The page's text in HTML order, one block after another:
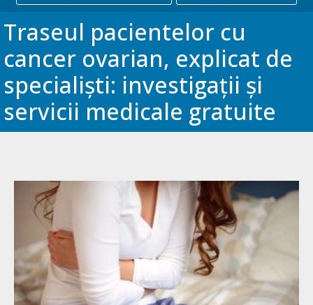
Traseul pacientelor cu
cancer ovarian, explicat de
specialiști: investigații și
servicii medicale gratuite